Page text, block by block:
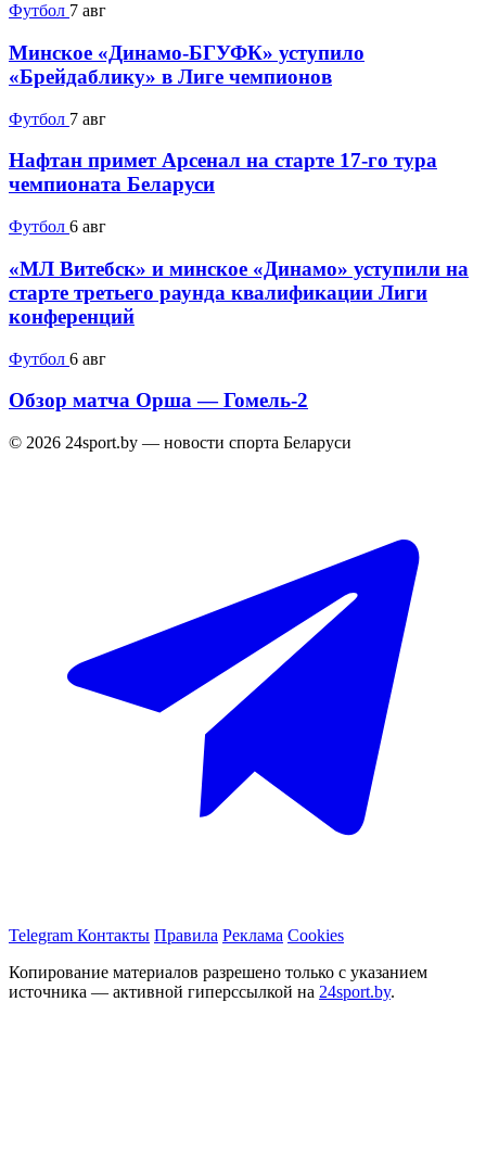
Футбол 7 авг
Минское «Динамо-БГУФК» уступило
«Брейдаблику» в Лиге чемпионов
Футбол 7 авг
Нафтан примет Арсенал на старте 17-го тура
чемпионата Беларуси
Футбол 6 авг
«МЛ Витебск» и минское «Динамо» уступили на
старте третьего раунда квалификации Лиги
конференций
Футбол 6 авг
Обзор матча Орша — Гомель-2
© 2026 24sport.by — новости спорта Беларуси
Telegram Контакты Правила Реклама Cookies
Копирование материалов разрешено только с указанием
источника — активной гиперссылкой на 24sport.by.